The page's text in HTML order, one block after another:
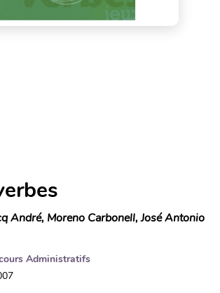
André, Moreno Carbonell, José Antonio
Administratifs